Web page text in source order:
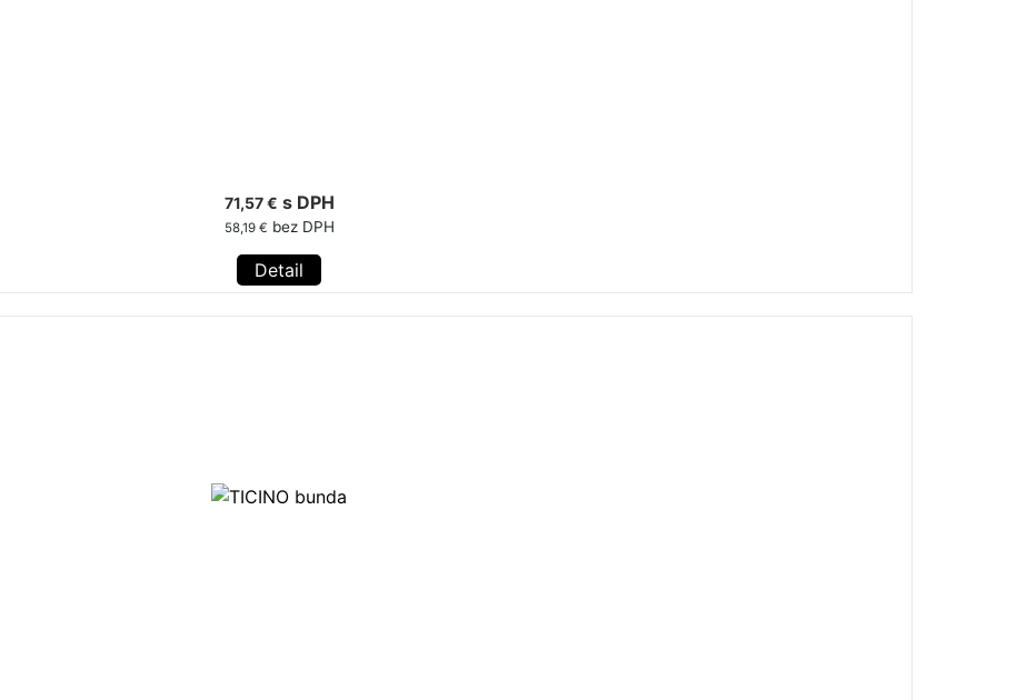
71,57 € s DPH
58,19 € bez DPH
Detail